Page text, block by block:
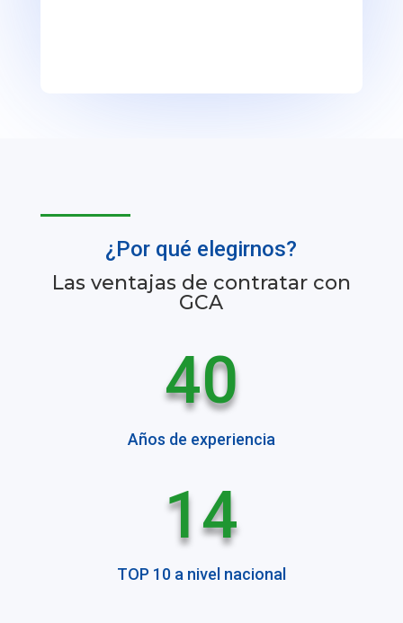
¿Por qué elegirnos?
Las ventajas de contratar con
GCA
40
Años de experiencia
14
TOP 10 a nivel nacional